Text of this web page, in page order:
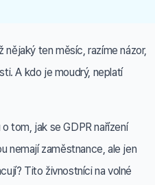
nějaký ten měsíc, razíme názor,
A kdo je moudrý, neplatí
tom, jak se GDPR nařízení
nemají zaměstnance, ale jen
Tito živnostníci na volné